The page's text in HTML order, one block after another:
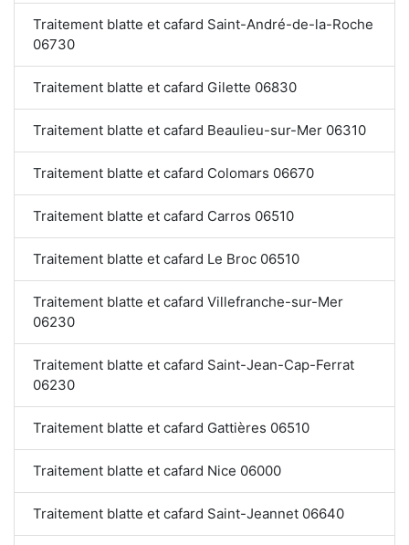
Traitement blatte et cafard Saint-André-de-la-Roche
06730
Traitement blatte et cafard Gilette 06830
Traitement blatte et cafard Beaulieu-sur-Mer 06310
Traitement blatte et cafard Colomars 06670
Traitement blatte et cafard Carros 06510
Traitement blatte et cafard Le Broc 06510
Traitement blatte et cafard Villefranche-sur-Mer
06230
Traitement blatte et cafard Saint-Jean-Cap-Ferrat
06230
Traitement blatte et cafard Gattières 06510
Traitement blatte et cafard Nice 06000
Traitement blatte et cafard Saint-Jeannet 06640